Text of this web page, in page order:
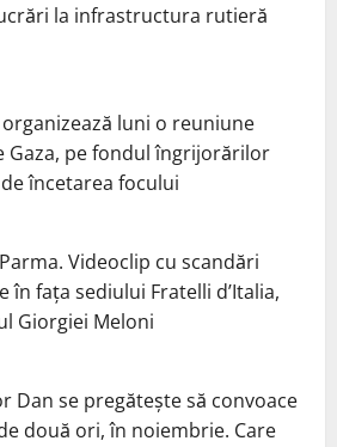
la infrastructura rutieră
luni o reuniune
Gaza, pe fondul îngrijorărilor
încetarea focului
Videoclip cu scandări
în fața sediului Fratelli d’Italia,
Giorgiei Meloni
Dan se pregăteşte să convoace
două ori, în noiembrie. Care